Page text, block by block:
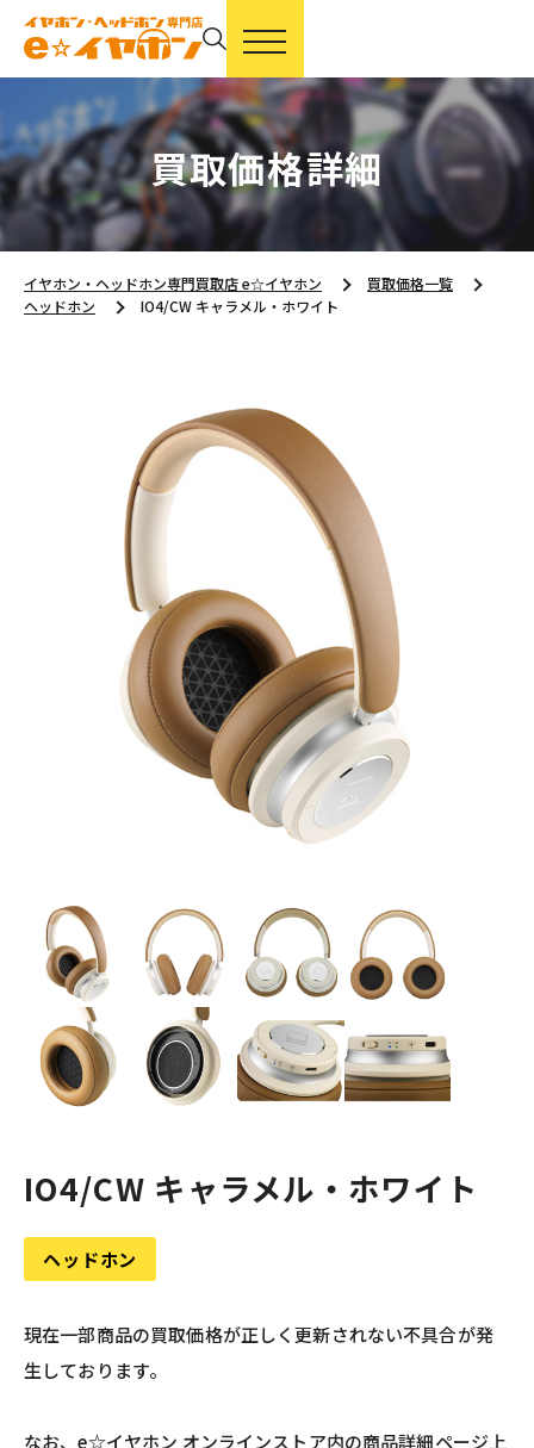
買取価格詳細
イヤホン・ヘッドホン専門買取店 e☆イヤホン
買取価格一覧
ヘッドホン
IO4/CW キャラメル・ホワイト
IO4/CW キャラメル・ホワイト
ヘッドホン
現在一部商品の買取価格が正しく更新されない不具合が発
生しております。
なお、e☆イヤホン オンラインストア内の商品詳細ページ上